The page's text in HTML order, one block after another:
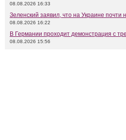
08.08.2026 16:33
Зеленский заявил, что на Украине
08.08.2026 16:22
В Германии проходит демонстрация с
08.08.2026 15:56